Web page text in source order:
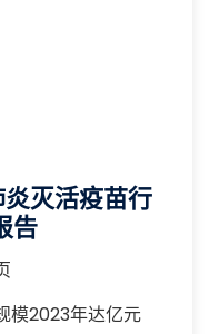
灭活疫苗行
告
模2023年达亿元